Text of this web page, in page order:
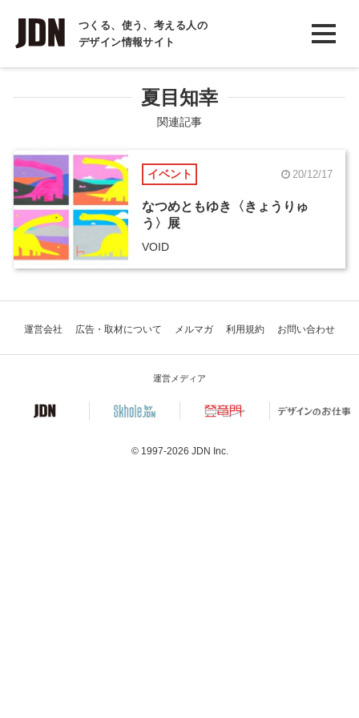
つくる、使う、考える人の
デザイン情報サイト
INTERVIEW
インタビュー
COLUMN
コラム
夏目知幸
関連記事
イベント 20/12/17
なつめともゆき〈きょうりゅ
う〉展
VOID
運営会社 広告・取材について メルマガ 利用規約 お問い合わせ
運営メディア
© 1997-2026 JDN Inc.